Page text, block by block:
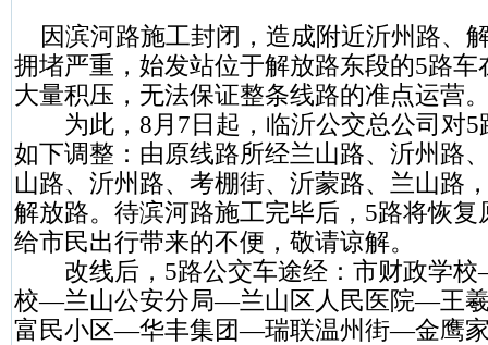
因滨河路施工封闭，造成附近沂州路、
拥堵严重，始发站位于解放路东段的5路车
大量积压，无法保证整条线路的准点运营
为此，8月7日起，临沂公交总公司对5
如下调整：由原线路所经兰山路、沂州路
山路、沂州路、考棚街、沂蒙路、兰山路
解放路。待滨河路施工完毕后，5路将恢复
给市民出行带来的不便，敬请谅解。
改线后，5路公交车途经：市财政学校
校—兰山公安分局—兰山区人民医院—王
富民小区—华丰集团—瑞联温州街—金鹰